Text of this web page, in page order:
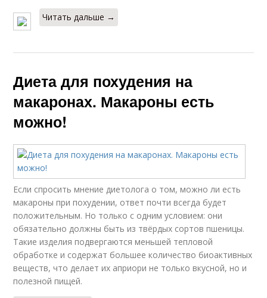
Читать дальше →
Диета для похудения на
макаронах. Макароны есть
можно!
Если спросить мнение диетолога о том, можно ли есть
макароны при похудении, ответ почти всегда будет
положительным. Но только с одним условием: они
обязательно должны быть из твёрдых сортов пшеницы.
Такие изделия подвергаются меньшей тепловой
обработке и содержат большее количество биоактивных
веществ, что делает их априори не только вкусной, но и
полезной пищей.